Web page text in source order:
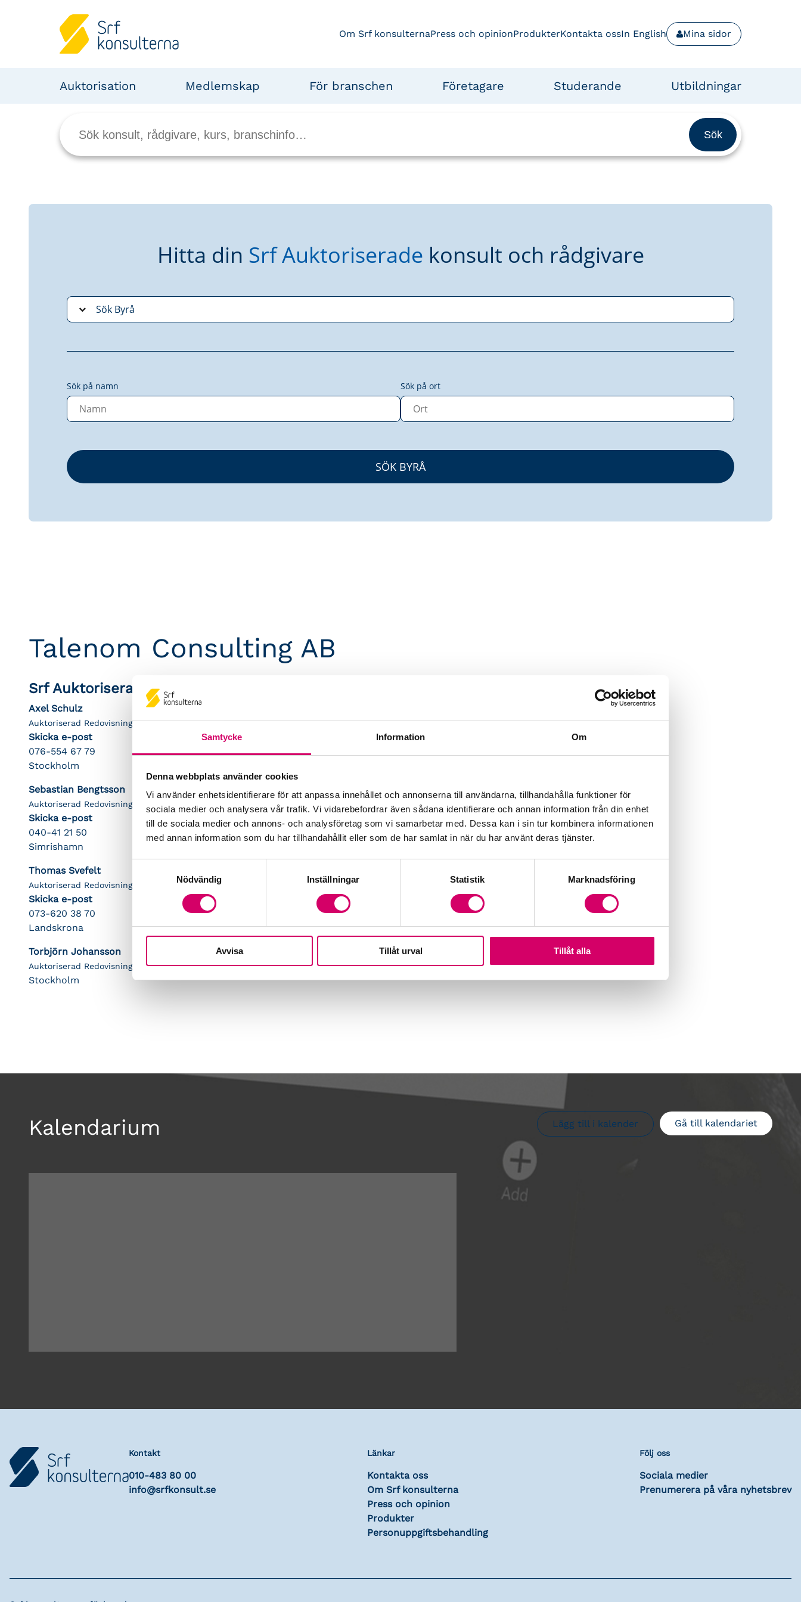
Samtycke Information Om
Denna webbplats använder cookies
Vi använder enhetsidentifierare för att anpassa innehållet och annonserna till användarna, tillhandahålla funktioner för
sociala medier och analysera vår trafik. Vi vidarebefordrar även sådana identifierare och annan information från din enhet
till de sociala medier och annons- och analysföretag som vi samarbetar med. Dessa kan i sin tur kombinera informationen
med annan information som du har tillhandahållit eller som de har samlat in när du har använt deras tjänster.
Nödvändig
Inställningar Statistik Marknadsföring
Avvisa Tillåt urval Tillåt alla
Om Srf konsulternaPress och opinionProdukterKontakta ossIn English Mina sidor
Auktorisation Medlemskap För branschen Företagare Studerande Utbildningar
Hitta din Srf Auktoriserade konsult och rådgivare
Sök på namn Sök på ort
Talenom Consulting AB
Srf Auktoriserade konsulter
Axel Schulz
Auktoriserad Redovisningskonsult, Srf Certifierad Affärsrådgivare
Skicka e-post
076-554 67 79
Stockholm
Sebastian Bengtsson
Auktoriserad Redovisningskonsult
Skicka e-post
040-41 21 50
Simrishamn
Thomas Svefelt
Auktoriserad Redovisningskonsult
Skicka e-post
073-620 38 70
Landskrona
Torbjörn Johansson
Auktoriserad Redovisningskonsult, Srf Certifierad Affärsrådgivare
Stockholm
Kalendarium Gå till kalendariet
Lägg till i kalender
Kontakt
010-483 80 00
info@srfkonsult.se
Länkar
Kontakta oss
Om Srf konsulterna
Press och opinion
Produkter
Personuppgiftsbehandling
Följ oss
Sociala medier
Prenumerera på våra nyhetsbrev